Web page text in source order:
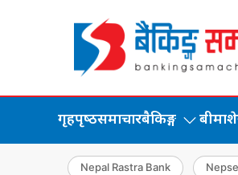
गृहपृष्‍ठसमाचारबैकिङ्ग बीमा
Nepal Rastra Bank Nepse